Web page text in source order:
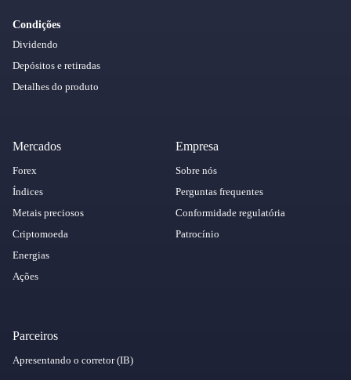
Condições
Dividendo
Depósitos e retiradas
Detalhes do produto
Mercados
Forex
Índices
Metais preciosos
Criptomoeda
Energias
Ações
Empresa
Sobre nós
Perguntas frequentes
Conformidade regulatória
Patrocínio
Parceiros
Apresentando o corretor (IB)